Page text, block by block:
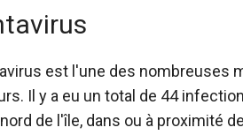
est l'une des nombreuses
Il y a eu un total de 44
de l'île, dans ou à proximité